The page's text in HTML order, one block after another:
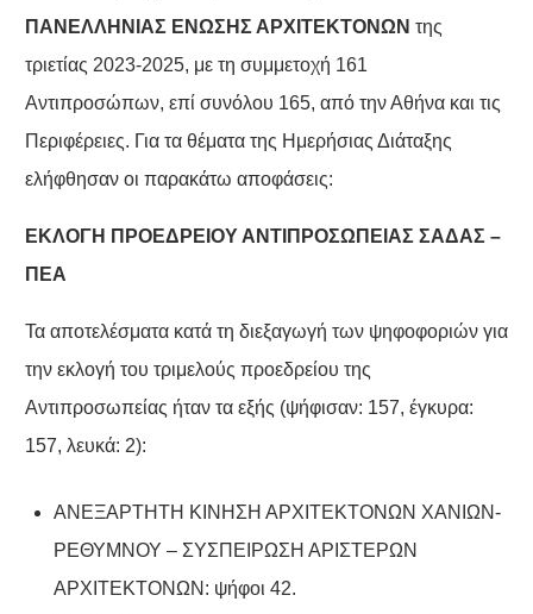
ΠΑΝΕΛΛΗΝΙΑΣ ΕΝΩΣΗΣ ΑΡΧΙΤΕΚΤΟΝΩΝ της
τριετίας 2023-2025, με τη συμμετοχή 161
Αντιπροσώπων, επί συνόλου 165, από την Αθήνα και τις
Περιφέρειες. Για τα θέματα της Ημερήσιας Διάταξης
ελήφθησαν οι παρακάτω αποφάσεις:
ΕΚΛΟΓΗ ΠΡΟΕΔΡΕΙΟΥ ΑΝΤΙΠΡΟΣΩΠΕΙΑΣ ΣΑΔΑΣ –
ΠΕΑ
Τα αποτελέσματα κατά τη διεξαγωγή των ψηφοφοριών για
την εκλογή του τριμελούς προεδρείου της
Αντιπροσωπείας ήταν τα εξής (ψήφισαν: 157, έγκυρα:
157, λευκά: 2):
ΑΝΕΞΑΡΤΗΤΗ ΚΙΝΗΣΗ ΑΡΧΙΤΕΚΤΟΝΩΝ ΧΑΝΙΩΝ-
ΡΕΘΥΜΝΟΥ – ΣΥΣΠΕΙΡΩΣΗ ΑΡΙΣΤΕΡΩΝ
ΑΡΧΙΤΕΚΤΟΝΩΝ: ψήφοι 42.